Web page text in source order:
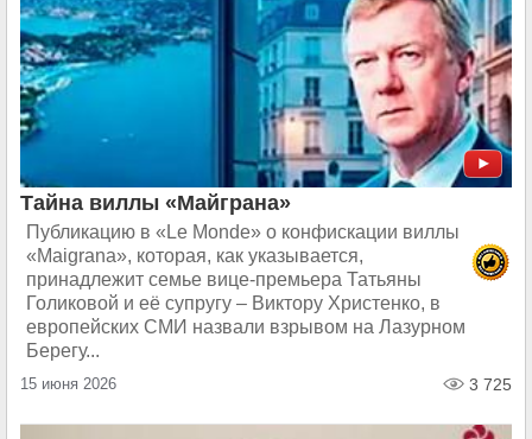
Тайна виллы «Майграна»
Публикацию в «Lе Monde» о конфискации виллы
«Maigrana», которая, как указывается,
принадлежит семье вице-премьера Татьяны
Голиковой и её супругу – Виктору Христенко, в
европейских СМИ назвали взрывом на Лазурном
Берегу...
15 июня 2026 3 725